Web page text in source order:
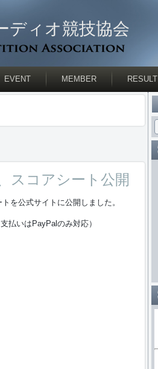
ディオ競技協会
EVENT MEMBER RESULT
スコアシート公開
を公式サイトに公開しました。
払いはPayPalのみ対応）